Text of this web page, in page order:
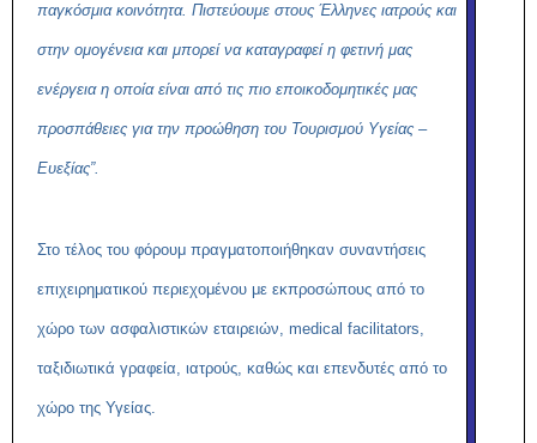
παγκόσμια κοινότητα. Πιστεύουμε στους Έλληνες ιατρούς και
στην ομογένεια και μπορεί να καταγραφεί η φετινή μας
ενέργεια η οποία είναι από τις πιο εποικοδομητικές μας
προσπάθειες για την προώθηση του Τουρισμού Υγείας –
Ευεξίας”.
Στο τέλος του φόρουμ πραγματοποιήθηκαν συναντήσεις
επιχειρηματικού περιεχομένου με εκπροσώπους από το
χώρο των ασφαλιστικών εταιρειών, medical facilitators,
ταξιδιωτικά γραφεία, ιατρούς, καθώς και επενδυτές από το
χώρο της Υγείας.